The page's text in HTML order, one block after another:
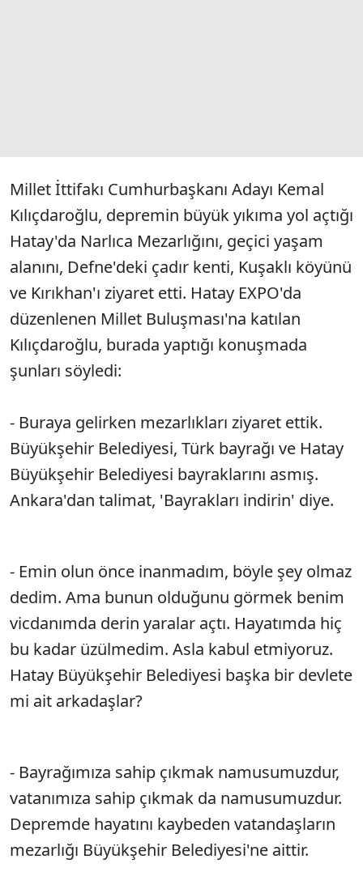
Millet İttifakı Cumhurbaşkanı Adayı Kemal
Kılıçdaroğlu, depremin büyük yıkıma yol açtığı
Hatay'da Narlıca Mezarlığını, geçici yaşam
alanını, Defne'deki çadır kenti, Kuşaklı köyünü
ve Kırıkhan'ı ziyaret etti. Hatay EXPO'da
düzenlenen Millet Buluşması'na katılan
Kılıçdaroğlu, burada yaptığı konuşmada
şunları söyledi:
- Buraya gelirken mezarlıkları ziyaret ettik.
Büyükşehir Belediyesi, Türk bayrağı ve Hatay
Büyükşehir Belediyesi bayraklarını asmış.
Ankara'dan talimat, 'Bayrakları indirin' diye.
- Emin olun önce inanmadım, böyle şey olmaz
dedim. Ama bunun olduğunu görmek benim
vicdanımda derin yaralar açtı. Hayatımda hiç
bu kadar üzülmedim. Asla kabul etmiyoruz.
Hatay Büyükşehir Belediyesi başka bir devlete
mi ait arkadaşlar?
- Bayrağımıza sahip çıkmak namusumuzdur,
vatanımıza sahip çıkmak da namusumuzdur.
Depremde hayatını kaybeden vatandaşların
mezarlığı Büyükşehir Belediyesi'ne aittir.